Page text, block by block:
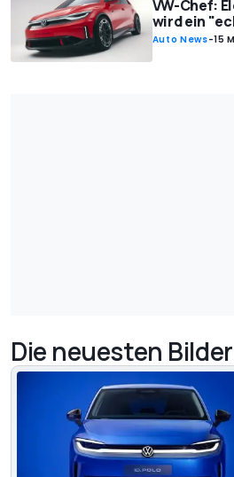
VW-Chef:
wird ein
Auto News-15
Die neuesten Bilder